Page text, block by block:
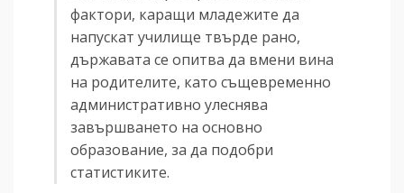
фактори, каращи младежите да
напускат училище твърде рано,
държавата се опитва да вмени вина
на родителите, като същевременно
административно улеснява
завършването на основно
образование, за да подобри
статистиките.